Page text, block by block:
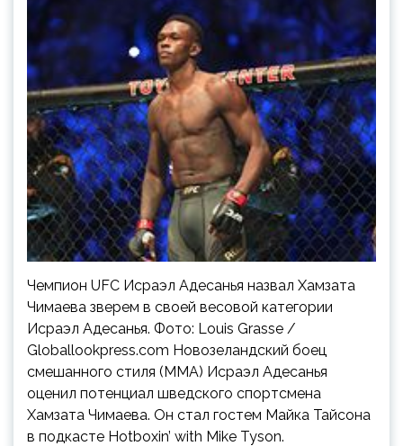
Чемпион UFC Исраэл Адесанья назвал Хамзата
Чимаева зверем в своей весовой категории
Исраэл Адесанья. Фото: Louis Grasse /
Globallookpress.com Новозеландский боец
смешанного стиля (MMA) Исраэл Адесанья
оценил потенциал шведского спортсмена
Хамзата Чимаева. Он стал гостем Майка Тайсона
в подкасте Hotboxin’ with Mike Tyson.